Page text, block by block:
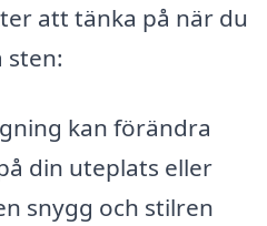
att tänka på när du
sten:
kan förändra
din uteplats eller
snygg och stilren